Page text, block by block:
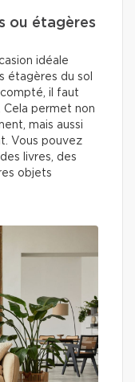
ou étagères
idéale
étagères du sol
il faut
Cela permet non
mais aussi
Vous pouvez
livres, des
objets